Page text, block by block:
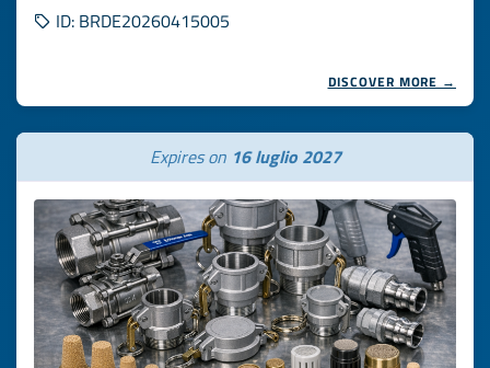
ID: BRDE20260415005
DISCOVER MORE →
Expires on 16 luglio 2027